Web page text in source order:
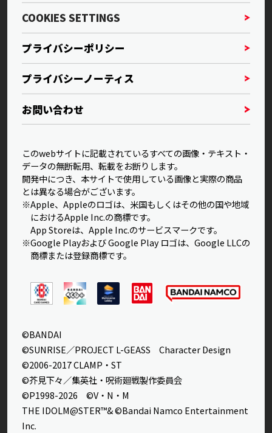
COOKIES SETTINGS
プライバシーポリシー
プライバシーノーティス
お問い合わせ
このwebサイトに記載されているすべての画像・テキスト・
データの無断転用、転載をお断りします。
開発中につき、本サイトで使用している画像と実際の商品
とは異なる場合がございます。
※Apple、Appleのロゴは、米国もしくはその他の国や地域
におけるApple Inc.の商標です。
App Storeは、Apple Inc.のサービスマークです。
※Google Playおよび Google Play ロゴは、Google LLCの
商標または登録商標です。
©BANDAI
©SUNRISE／PROJECT L-GEASS Character Design
©2006-2017 CLAMP・ST
©芥見下々／集英社・呪術廻戦製作委員会
©P1998-2026 ©V・N・M
THE IDOLM@STER™& ©Bandai Namco Entertainment
Inc.